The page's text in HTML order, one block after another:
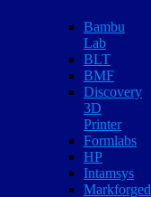
Bambu
Lab
BLT
BMF
Discovery
3D
Printer
Formlabs
HP
Intamsys
Markforged